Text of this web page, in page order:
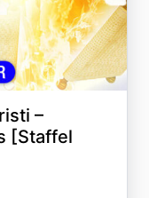
–
[Staffel